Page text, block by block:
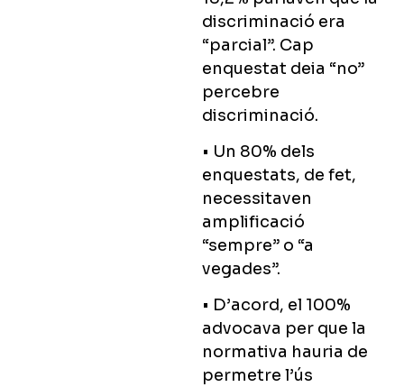
discriminació era
“parcial”. Cap
enquestat deia “no”
percebre
discriminació.
• Un 80% dels
enquestats, de fet,
necessitaven
amplificació
“sempre” o “a
vegades”.
• D’acord, el 100%
advocava per que la
normativa hauria de
permetre l’ús